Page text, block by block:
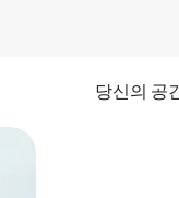
당신의 공